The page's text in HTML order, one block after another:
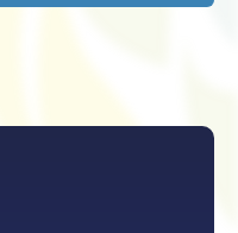
15:30